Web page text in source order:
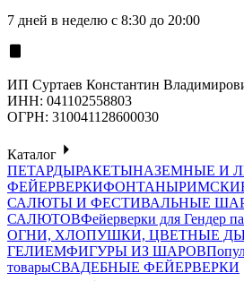
7 дней в неделю с 8:30 до 20:00
ИП Суртаев Константин
ИНН: 041102558803
ОГРН: 310041128600030
Каталог
ПЕТАРДЫРАКЕТЫНАЗЕМНЫЕ И
ФЕЙЕРВЕРКИФОНТАНЫ
САЛЮТЫ И ФЕСТИВАЛЬНЫЕ
САЛЮТОВФейерверки для Гендер
ОГНИ, ХЛОПУШКИ, ЦВЕТНЫЕ
ГЕЛИЕМФИГУРЫ ИЗ ШАРОВ
товарыСВАДЕБНЫЕ ФЕЙЕРВЕРКИ